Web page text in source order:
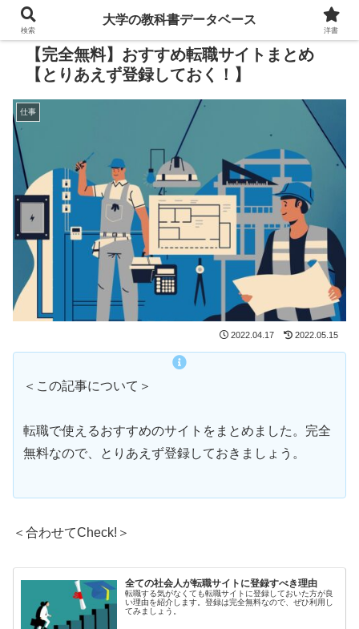
【完全無料】おすすめ転職サイトまとめ
【とりあえず登録しておく！】
仕事
2022.04.17 2022.05.15
＜この記事について＞
転職で使えるおすすめのサイトをまとめました。完全
無料なので、とりあえず登録しておきましょう。
＜合わせてCheck!＞
全ての社会人が転職サイトに登録すべき理由
転職する気がなくても転職サイトに登録しておいた方が良
い理由を紹介します。登録は完全無料なので、ぜひ利用し
てみましょう。
検索
大学の教科書データベース
洋書